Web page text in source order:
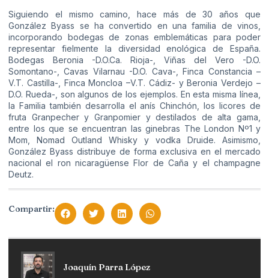
Siguiendo el mismo camino, hace más de 30 años que
González Byass se ha convertido en una familia de vinos,
incorporando bodegas de zonas emblemáticas para poder
representar fielmente la diversidad enológica de España.
Bodegas Beronia -D.O.Ca. Rioja-, Viñas del Vero -D.O.
Somontano-, Cavas Vilarnau -D.O. Cava-, Finca Constancia –
V.T. Castilla-, Finca Moncloa –V.T. Cádiz- y Beronia Verdejo –
D.O. Rueda-, son algunos de los ejemplos. En esta misma línea,
la Familia también desarrolla el anís Chinchón, los licores de
fruta Granpecher y Granpomier y destilados de alta gama,
entre los que se encuentran las ginebras The London Nº1 y
Mom, Nomad Outland Whisky y vodka Druide. Asimismo,
González Byass distribuye de forma exclusiva en el mercado
nacional el ron nicaragüense Flor de Caña y el champagne
Deutz.
Compartir:
Joaquín Parra López